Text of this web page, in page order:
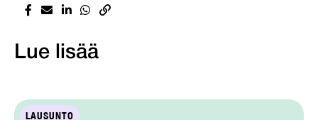
Lue lisää
LAUSUNTO